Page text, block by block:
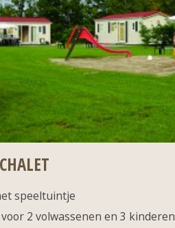
speeltuintje
2 volwassenen en 3 kinderen